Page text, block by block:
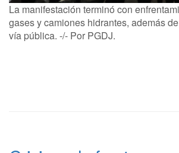
La manifestación terminó con
gases y camiones hidrantes, además
vía pública. -/- Por PGDJ.